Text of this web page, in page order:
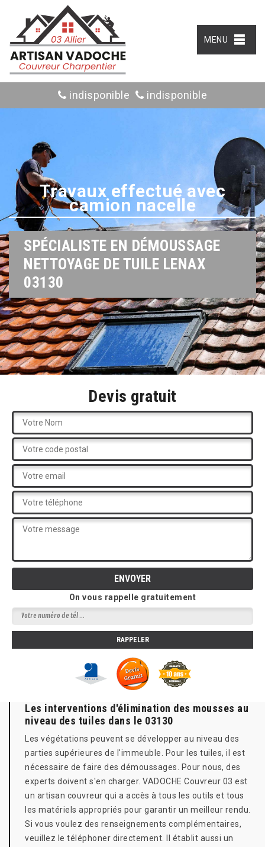
MENU
indisponible indisponible
Travaux effectué avec
camion nacelle
SPÉCIALISTE EN DÉMOUSSAGE
NETTOYAGE DE TUILE LENAX
03130
Devis gratuit
On vous rappelle gratuitement
Les interventions d'élimination des mousses au
niveau des tuiles dans le 03130
Les végétations peuvent se développer au niveau des
parties supérieures de l'immeuble. Pour les tuiles, il est
nécessaire de faire des démoussages. Pour nous, des
experts doivent s'en charger. VADOCHE Couvreur 03 est
un artisan couvreur qui a accès à tous les outils et tous
les matériels appropriés pour garantir un meilleur rendu.
Si vous voulez des renseignements complémentaires,
veuillez le téléphoner directement. Il établit aussi un